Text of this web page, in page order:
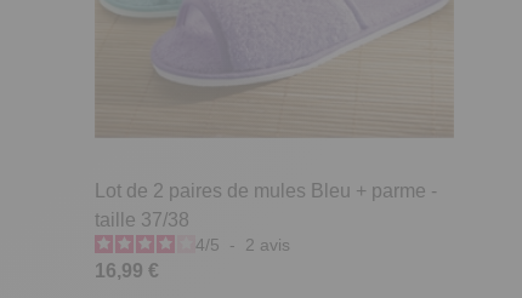
Lot de 2 paires de mules Bleu + parme -
taille 37/38
4/5 - 2 avis
16,99 €